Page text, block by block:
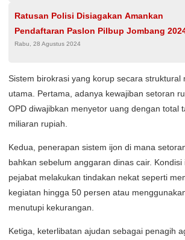
Ratusan Polisi Disiagakan Amankan
Pendaftaran Paslon Pilbup Jombang
Rabu, 28 Agustus 2024
Sistem birokrasi yang korup secara struktural
utama. Pertama, adanya kewajiban setoran
OPD diwajibkan menyetor uang dengan total
miliaran rupiah.
Kedua, penerapan sistem ijon di mana
bahkan sebelum anggaran dinas cair.
pejabat melakukan tindakan nekat seperti
kegiatan hingga 50 persen atau
menutupi kekurangan.
Ketiga, keterlibatan ajudan sebagai penagih